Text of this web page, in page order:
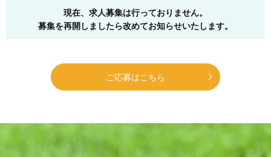
現在、求人募集は行っておりません。
募集を再開しましたら改めてお知らせいたします。
ご応募はこちら